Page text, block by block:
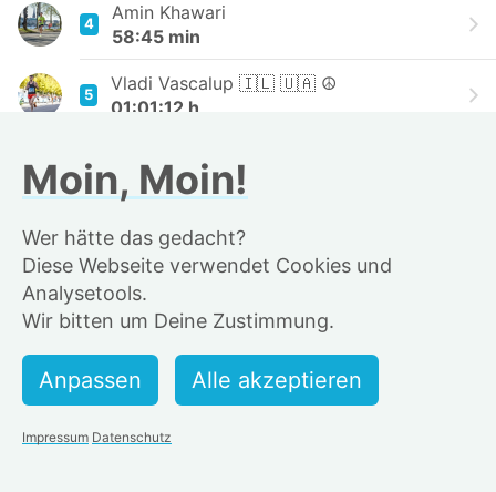
4
Amin Khawari
58:45 min
5
Vladi Vascalup 🇮🇱 🇺🇦 ☮️
01:01:12 h
6
01:01:17 h
7
Fiete Neeb
01:02:24 h
8
Simon B.
01:03:10 h
9
Juggernaut
01:03:22 h
10
Stefan Landgraf
Moin, Moin!
Wer hätte das gedacht?
Diese Webseite verwendet Cookies und
Analysetools.
Wir bitten um Deine Zustimmung.
Impressum Datenschutz